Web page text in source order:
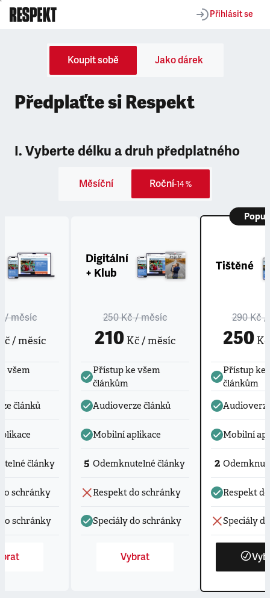
Přihlásit se
Koupit sobě Jako dárek
Předplaťte si Respekt
I. Vyberte délku a druh předplatného
Měsíční Roční-14 %
/ měsíc
/ měsíc
všem
článků
články
schránky
schránky
Digitální
+ Klub
250 Kč/ měsíc
210 Kč / měsíc
Přístup ke všem
článkům
Audioverze článků
Mobilní aplikace
5 Odemknutelné články
Respekt do schránky
Speciály do schránky
Vybrat
Tištěné
290 Kč/
250Kč
Přístup ke
článkům
Mobilní
2
Respekt
Speciály